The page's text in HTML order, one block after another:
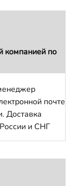
компанией по
почте
Доставка
и СНГ